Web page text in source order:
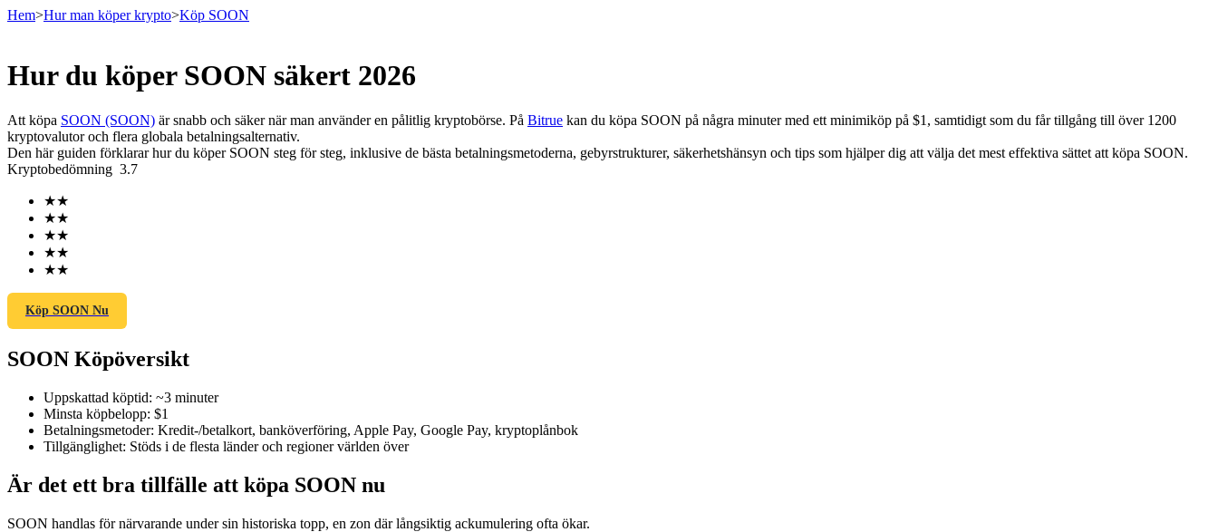
Terminer
USDT Futures
Futures med USDT som säkerhet
COIN-M Futures
Futures för kryptovaluta
Hem>Hur man köper krypto>Köp SOON
Hur du köper SOON säkert 2026
Att köpa SOON (SOON) är snabb och säker när man använder en pålitlig kryptobörse. På Bitrue kan du köpa SOON på några minuter med ett minimiköp på $1, samtidigt som du får tillgång till över 1200
kryptovalutor och flera globala betalningsalternativ.
Den här guiden förklarar hur du köper SOON steg för steg, inklusive de bästa betalningsmetoderna, gebyrstrukturer, säkerhetshänsyn och tips som hjälper dig att välja det mest effektiva sättet att köpa SOON.
Kryptobedömning 3.7
★★
★★
★★
★★
★★
Köp SOON Nu
SOON Köpöversikt
Uppskattad köptid: ~3 minuter
Minsta köpbelopp: $1
Betalningsmetoder: Kredit-/betalkort, banköverföring, Apple Pay, Google Pay, kryptoplånbok
Tillgänglighet: Stöds i de flesta länder och regioner världen över
Är det ett bra tillfälle att köpa SOON nu
SOON handlas för närvarande under sin historiska topp, en zon där långsiktig ackumulering ofta ökar.